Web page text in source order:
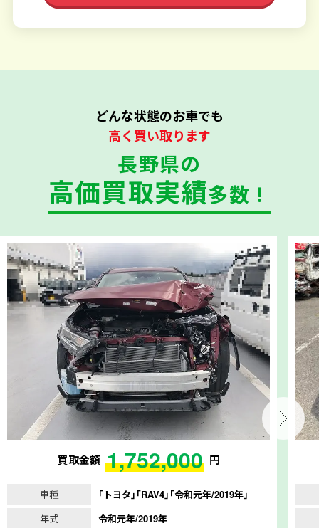
どんな状態のお車でも
高く買い取ります
長野県の
高価買取実績多数！
買取金額 1,752,000 円
車種
｢トヨタ｣｢RAV4｣｢令和元年/2019年｣
年式
令和元年/2019年